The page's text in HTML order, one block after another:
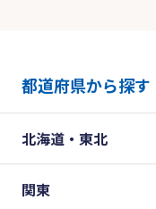
都道府県から探す
北海道・東北
関東